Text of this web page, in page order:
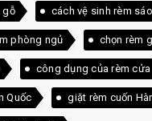
gỗ cách vệ sinh rèm
phòng ngủ chọn rèm
công dụng của rèm cửa
Quốc giặt rèm cuốn